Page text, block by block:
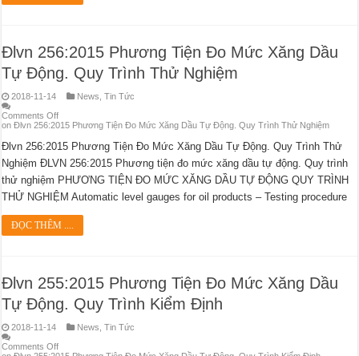
Đlvn 256:2015 Phương Tiện Đo Mức Xăng Dầu
Tự Động. Quy Trình Thử Nghiệm
2018-11-14 News ,Tin Tức
Comments Off
on Đlvn 256:2015 Phương Tiện Đo Mức Xăng Dầu Tự Động. Quy Trình Thử Nghiệm
Đlvn 256:2015 Phương Tiện Đo Mức Xăng Dầu Tự Động. Quy Trình Thử
Nghiệm ĐLVN 256:2015 Phương tiện đo mức xăng dầu tự động. Quy trình
thử nghiệm PHƯƠNG TIỆN ĐO MỨC XĂNG DẦU TỰ ĐỘNG QUY TRÌNH
THỬ NGHIỆM Automatic level gauges for oil products – Testing procedure
ĐỌC THÊM ....
Đlvn 255:2015 Phương Tiện Đo Mức Xăng Dầu
Tự Động. Quy Trình Kiểm Định
2018-11-14 News ,Tin Tức
Comments Off